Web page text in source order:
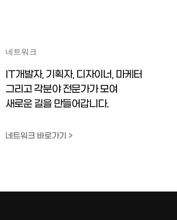
네트워크
IT개발자, 기획자, 디자이너, 마케터
그리고 각분야 전문가가 모여
새로운 길을 만들어갑니다.
네트워크 바로가기 >